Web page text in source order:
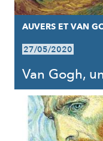
AUVERS ET VAN
27/05/2020
Van Gogh,